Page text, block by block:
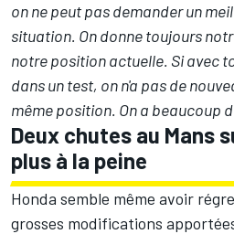
on ne peut pas demander un
situation. On donne toujours
notre position actuelle. Si avec
dans un test, on n'a pas de
même position. On a beaucoup
Deux chutes au Mans
plus à la peine
Honda semble même avoir
grosses modifications